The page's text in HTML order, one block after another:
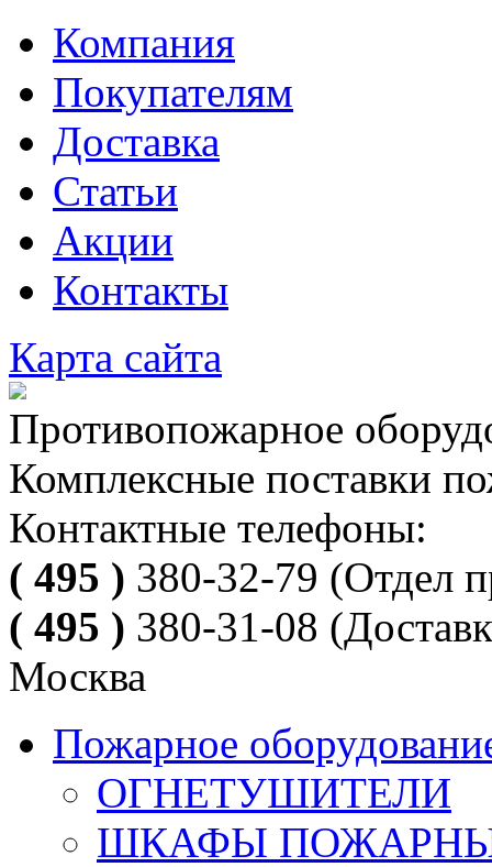
Компания
Покупателям
Доставка
Статьи
Акции
Контакты
Карта сайта
Противопожарное
Комплексные поставки
Контактные телефоны:
( 495 ) 380-32-79 (Отдел
( 495 ) 380-31-08
Москва
Пожарное
ОГНЕТУШИТЕЛИ
ШКАФЫ